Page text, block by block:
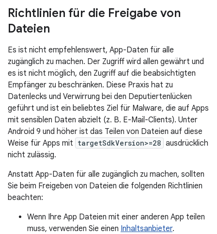
Richtlinien für die Freigabe von
Dateien
Es ist nicht empfehlenswert, App-Daten für alle
zugänglich zu machen. Der Zugriff wird allen gewährt und
es ist nicht möglich, den Zugriff auf die beabsichtigten
Empfänger zu beschränken. Diese Praxis hat zu
Datenlecks und Verwirrung bei den Deputiertenlücken
geführt und ist ein beliebtes Ziel für Malware, die auf Apps
mit sensiblen Daten abzielt (z. B. E-Mail-Clients). Unter
Android 9 und höher ist das Teilen von Dateien auf diese
Weise für Apps mit targetSdkVersion>=28 ausdrücklich
nicht zulässig.
Anstatt App-Daten für alle zugänglich zu machen, sollten
Sie beim Freigeben von Dateien die folgenden Richtlinien
beachten:
Wenn Ihre App Dateien mit einer anderen App teilen
muss, verwenden Sie einen Inhaltsanbieter.